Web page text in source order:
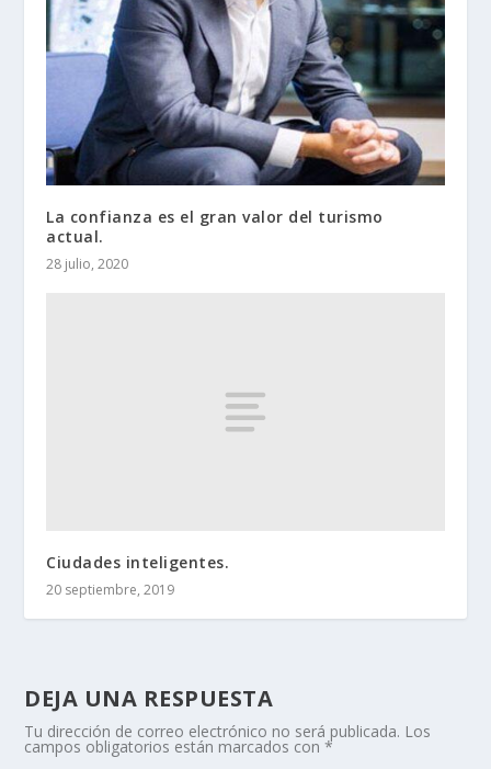
La confianza es el gran valor del turismo
actual.
28 julio, 2020
Ciudades inteligentes.
20 septiembre, 2019
DEJA UNA RESPUESTA
Tu dirección de correo electrónico no será publicada. Los
campos obligatorios están marcados con*